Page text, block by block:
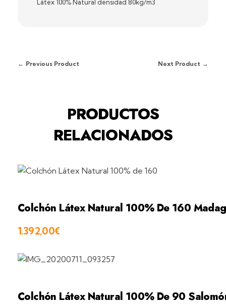
Látex 100% Natural densidad 80kg/m3
Previous Product Next Product
PRODUCTOS
RELACIONADOS
Colchón Látex Natural 100% De 160
1.392,00€
Colchón Látex Natural 100% De 90